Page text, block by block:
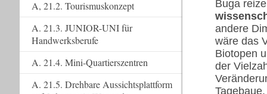
Buga
andere
wäre das
Biotopen
der
A, 21.2. Tourismuskonzept
A. 21.3. JUNIOR-UNI für
Handwerksberufe
A. 21.4. Mini-Quartierszentren
A. 21.5. Drehbare Aussichtsplattform